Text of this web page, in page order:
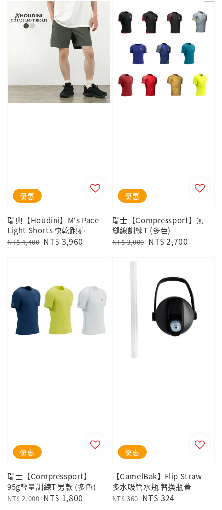
優惠
瑞典【Houdini】M's Pace
Light Shorts 快乾跑褲
Regular
NT$ 4,400 Sale
NT$ 3,960
優惠
瑞士【Compressport】無
縫線訓練T (多色)
Regular
NT$ 3,000 Sale
NT$ 2,700
優惠
瑞士【Compressport】
95g輕量訓練T 男款 (多色)
Regular
NT$ 2,000 Sale
NT$ 1,800
優惠
【CamelBak】Flip Straw
多水吸管水瓶 替換瓶蓋
Regular
NT$ 360 Sale
NT$ 324